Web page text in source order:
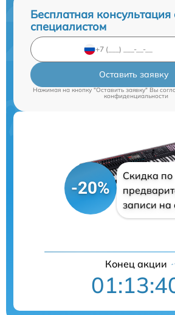
Бесплатная консультация
специалистом
Оставить заявку
Нажимая на кнопку "Оставить заявку" Вы
конфиденциальности
-20%
Скидка по
записи на
Конец акции